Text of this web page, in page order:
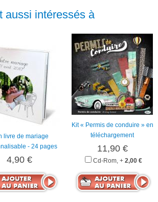
aussi intéressés à
livre de mariage
- 24 pages
4,90 €
Kit « Permis de conduire » en
téléchargement
11,90 €
Cd-Rom, + 2,00 €